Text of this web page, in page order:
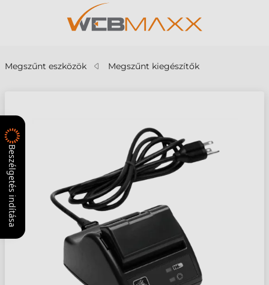
Megszűnt eszközök Megszűnt kiegészítők
Beszélgetés indítása